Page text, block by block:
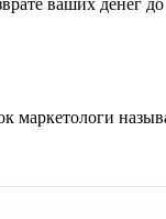
ваших денег
маркетологи